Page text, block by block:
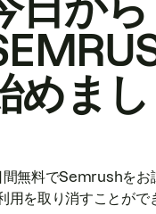
めまし
間無料でSemrushをお
用を取り消すことがで